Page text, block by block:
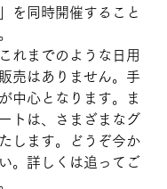
を同時開催すること
れまでのような日用
売はありません。手
中心となります。ま
トは、さまざまなグ
します。どうぞ今か
。詳しくは追ってご